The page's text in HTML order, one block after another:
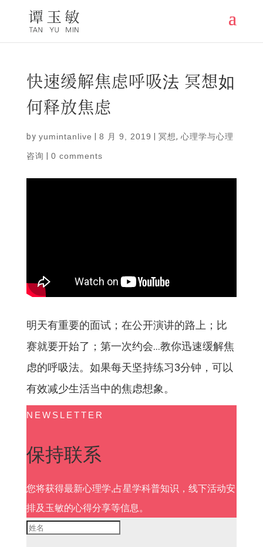
快速缓解焦虑呼吸法 冥想如
何释放焦虑
by yumintanlive 8 月 9, 2019 冥想, 心理学与心理
咨询 0 comments
明天有重要的面试；在公开演讲的路上；比
赛就要开始了；第一次约会…教你迅速缓解焦
虑的呼吸法。如果每天坚持练习3分钟，可以
有效减少生活当中的焦虑想象。
NEWSLETTER
保持联系
您将获得最新心理学,占星学科普知识，线下活动安
排及玉敏的心得分享等信息。